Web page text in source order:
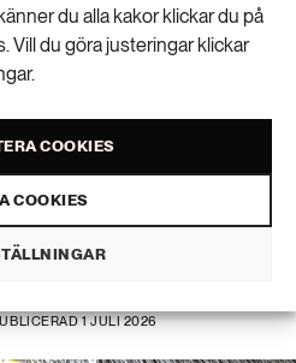
du alla kakor klickar du på
Vill du göra justeringar klickar
COOKIES
COOKIESav
1 JULI 2026